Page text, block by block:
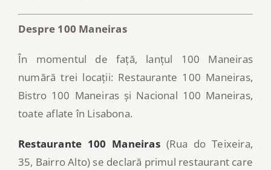
Despre 100 Maneiras
În momentul de față, lanțul 100 Maneiras
numără trei locații: Restaurante 100 Maneiras,
Bistro 100 Maneiras și Nacional 100 Maneiras,
toate aflate în Lisabona.
Restaurante 100 Maneiras(Rua do Teixeira,
35, Bairro Alto) se declară primul restaurant care